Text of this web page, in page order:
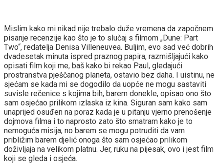
Mislim kako mi nikad nije trebalo duže vremena da započnem
pisanje recenzije kao što je to slučaj s filmom „Dune: Part
Two“, redatelja Denisa Villeneuvea. Buljim, evo sad već dobrih
dvadesetak minuta ispred praznog papira, razmišljajući kako
opisati film koji me, baš kako bi rekao Paul, gledajući
prostranstva pješčanog planeta, ostavio bez daha. I uistinu, ne
sjećam se kada mi se dogodilo da uopće ne mogu sastaviti
suvisle rečenice s kojima bih, barem donekle, opisao ono što
sam osjećao prilikom izlaska iz kina. Siguran sam kako sam
unaprijed osuđen na poraz kada je u pitanju vjerno prenošenje
dojmova filma i to naprosto zato što smatram kako je to
nemoguća misija, no barem se mogu potruditi da vam
približim barem djelić onoga što sam osjećao prilikom
doživljaja na velikom platnu. Jer, ruku na pijesak, ovo i jest film
koji se gleda i osjeća.